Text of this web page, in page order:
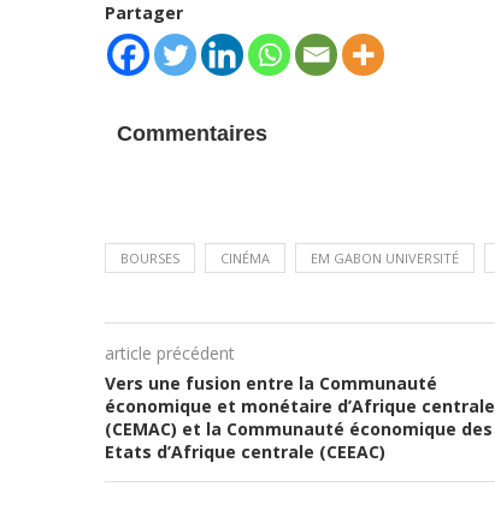
Partager
Commentaires
BOURSES CINÉMA EM GABON UNIVERSITÉ
article précédent
Vers une fusion entre la Communauté
économique et monétaire d’Afrique centrale
(CEMAC) et la Communauté économique des
Etats d’Afrique centrale (CEEAC)